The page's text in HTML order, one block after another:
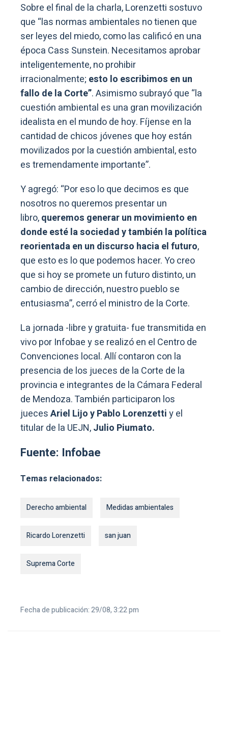
Sobre el final de la charla, Lorenzetti sostuvo
que “las normas ambientales no tienen que
ser leyes del miedo, como las calificó en una
época Cass Sunstein. Necesitamos aprobar
inteligentemente, no prohibir
irracionalmente; esto lo escribimos en un
fallo de la Corte”. Asimismo subrayó que “la
cuestión ambiental es una gran movilización
idealista en el mundo de hoy. Fíjense en la
cantidad de chicos jóvenes que hoy están
movilizados por la cuestión ambiental, esto
es tremendamente importante”.
Y agregó: “Por eso lo que decimos es que
nosotros no queremos presentar un
libro,queremos generar un movimiento en
donde esté la sociedad y también la política
reorientada en un discurso hacia el futuro,
que esto es lo que podemos hacer. Yo creo
que si hoy se promete un futuro distinto, un
cambio de dirección, nuestro pueblo se
entusiasma”, cerró el ministro de la Corte.
La jornada -libre y gratuita- fue transmitida en
vivo por Infobae y se realizó en el Centro de
Convenciones local. Allí contaron con la
presencia de los jueces de la Corte de la
provincia e integrantes de la Cámara Federal
de Mendoza. También participaron los
juecesAriel Lijo y Pablo Lorenzettiy el
titular de la UEJN,Julio Piumato.
Fuente: Infobae
Temas relacionados:
Derecho ambiental Medidas ambientales
Ricardo Lorenzetti san juan
Suprema Corte
Fecha de publicación: 29/08, 3:22 pm